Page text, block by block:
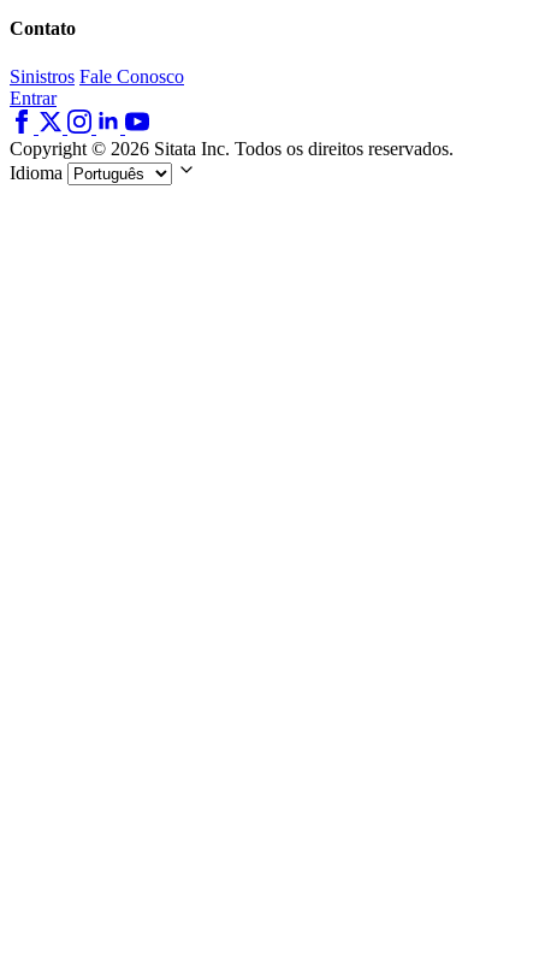
Contato
Sinistros Fale Conosco
Entrar
Copyright © 2026 Sitata Inc. Todos os direitos reservados.
Idioma